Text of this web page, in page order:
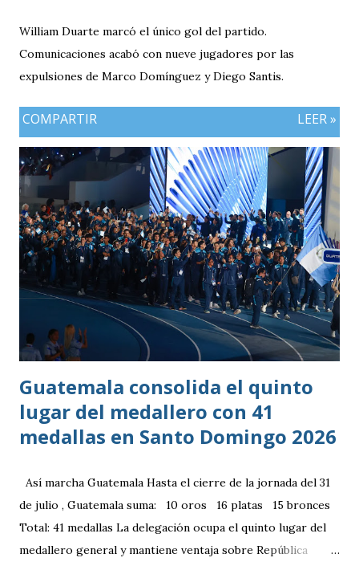
William Duarte marcó el único gol del partido.
Comunicaciones acabó con nueve jugadores por las
expulsiones de Marco Domínguez y Diego Santis.
COMPARTIR LEER »
Guatemala consolida el quinto
lugar del medallero con 41
medallas en Santo Domingo 2026
Así marcha Guatemala Hasta el cierre de la jornada del 31
de julio , Guatemala suma: 10 oros 16 platas 15 bronces
Total: 41 medallas La delegación ocupa el quinto lugar del
medallero general y mantiene ventaja sobre República